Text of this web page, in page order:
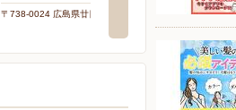
〒738-0024 広島県廿日市市新宮1-9-34